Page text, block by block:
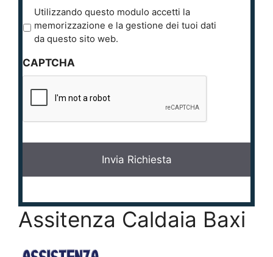
r
a
c
*
Utilizzando questo modulo accetti la
memorizzazione e la gestione dei tuoi dati
da questo sito web.
CAPTCHA
Assitenza Caldaia Baxi